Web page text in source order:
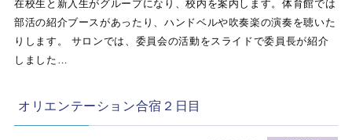
在校生と新入生がグループになり、校内を案内します。体育館では
部活の紹介ブースがあったり、ハンドベルや吹奏楽の演奏を聴いた
りします。 サロンでは、委員会の活動をスライドで委員長が紹介
しました…
オリエンテーション合宿２日目